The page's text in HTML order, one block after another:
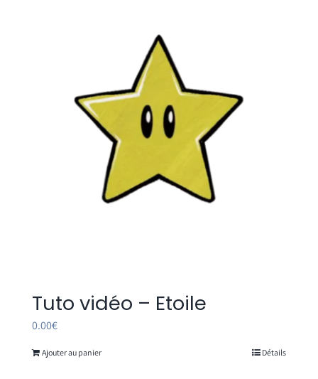
Tuto vidéo – Etoile
0.00€
Ajouter au panier Détails